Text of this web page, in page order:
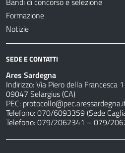
Formazione
Notizie
SEDE E CONTATTI
Ares Sardegna
Indirizzo: Via Piero della Francesca 1
09047 Selargius (CA)
PEC:
Telefono: 070/6093359 (Sede
Telefono: 079/2062341 – 079/